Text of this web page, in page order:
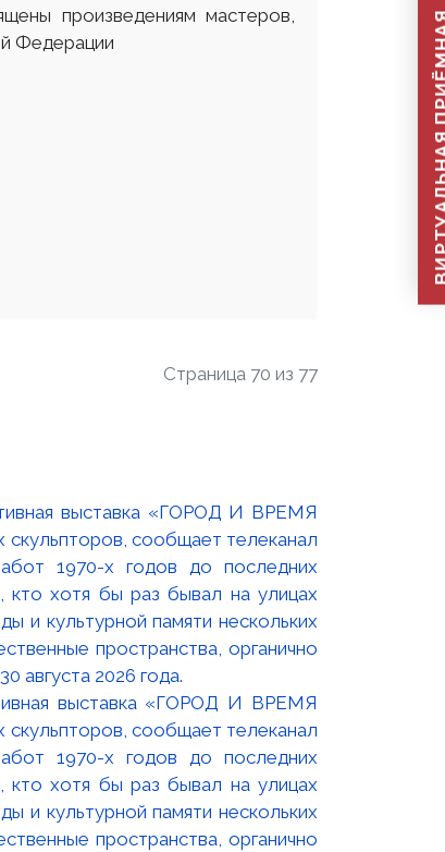
произведениям мастеров,
Федерации
Страница 70 из 77
выставка «ГОРОД И ВРЕМЯ
сообщает телеканал
1970-х годов до последних
хотя бы раз бывал на улицах
и культурной памяти нескольких
пространства, органично